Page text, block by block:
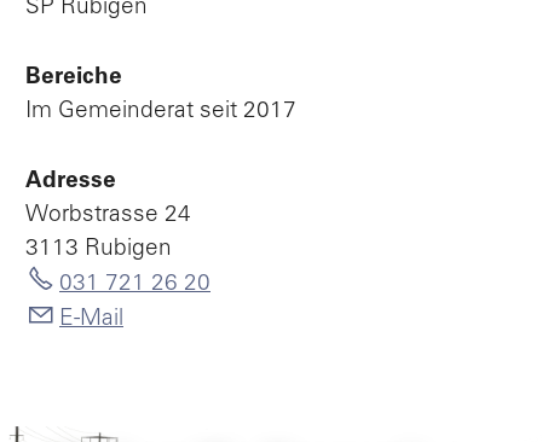
SP Rubigen
Bereiche
Im Gemeinderat seit 2017
Adresse
Worbstrasse 24
3113 Rubigen
031 721 26 20
E-Mail